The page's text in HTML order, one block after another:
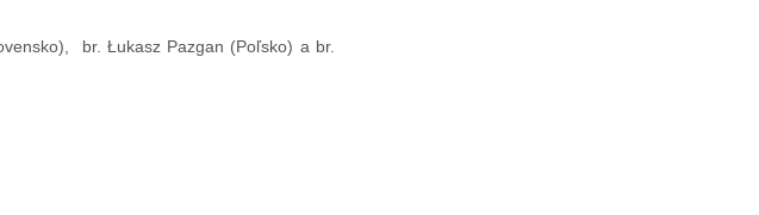
br. Łukasz Pazgan (Poľsko) a br.